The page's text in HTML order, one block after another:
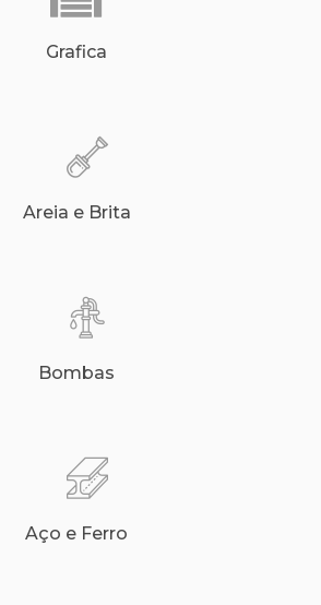
Grafica
Areia e Brita
Bombas
Aço e Ferro